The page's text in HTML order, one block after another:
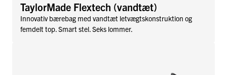
TaylorMade Flextech (vandtæt)
Innovativ bærebag med vandtæt letvægtskonstruktion og
femdelt top. Smart stel. Seks lommer.